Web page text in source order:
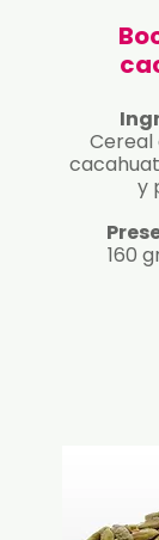
Cereal
y
160